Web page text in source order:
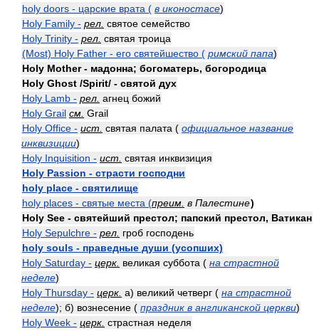
holy doors - царские врата ( в иконостасе)
Holy Family - рел. святое семейство
Holy Trinity - рел. святая троица
(Most) Holy Father - его святейшество ( римский папа)
Holy Mother - мадонна; богоматерь, богородица
Holy Ghost /Spirit/ - святой дух
Holy Lamb - рел. агнец божий
Holy Grail см. Grail
Holy Office - ист. святая палата ( официальное название
инквизиции)
Holy Inquisition - ист. святая инквизиция
Holy Passion - страсти господни
holy place - святилище
holy places - святые места (преим. в Палестине)
Holy See - святейший престол; папский престол, Ватикан
Holy Sepulchre - рел. гроб господень
holy souls - праведные души (усопших)
Holy Saturday - церк. великая суббота ( на страстной
неделе)
Holy Thursday - церк. а) великий четверг ( на страстной
неделе); б) вознесение ( праздник в англиканской церкви)
Holy Week - церк. страстная неделя